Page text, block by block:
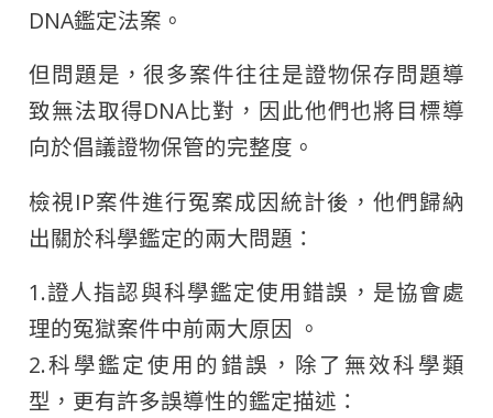
DNA鑑定法案。
但問題是，很多案件往往是證物保存問題導
致無法取得DNA比對，因此他們也將目標導
向於倡議證物保管的完整度。
檢視IP案件進行冤案成因統計後，他們歸納
出關於科學鑑定的兩大問題：
1.證人指認與科學鑑定使用錯誤，是協會處
理的冤獄案件中前兩大原因 。
2.科學鑑定使用的錯誤，除了無效科學類
型，更有許多誤導性的鑑定描述：